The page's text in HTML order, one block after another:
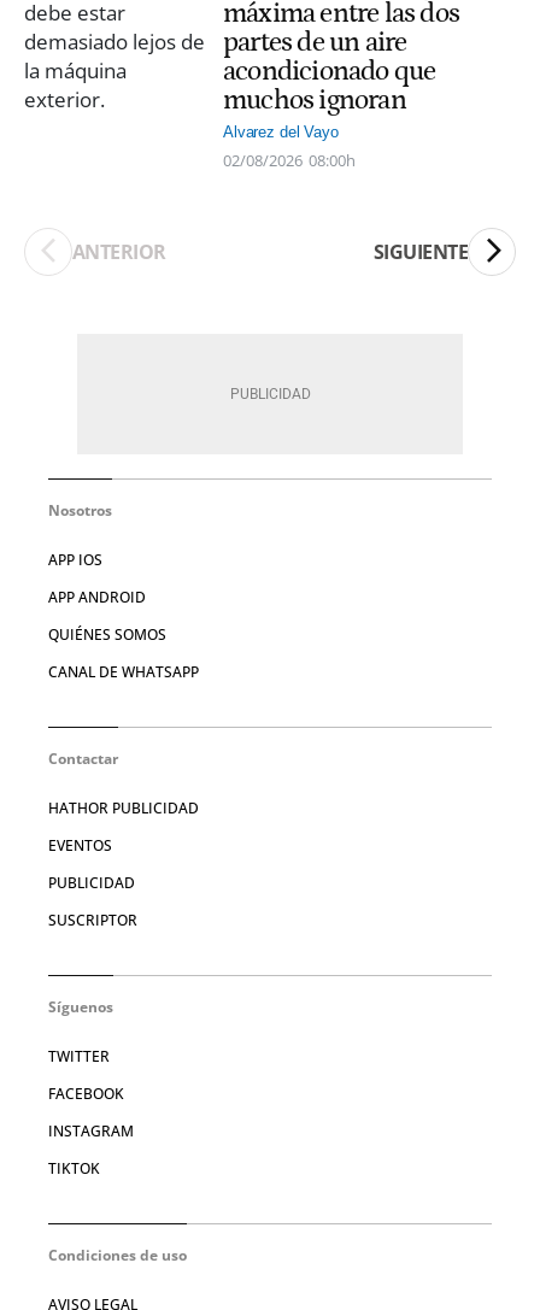
máxima entre las dos
partes de un aire
acondicionado que
muchos ignoran
Alvarez del Vayo
02/08/2026 08:00h
ANTERIOR SIGUIENTE
Nosotros
APP IOS
APP ANDROID
QUIÉNES SOMOS
CANAL DE WHATSAPP
Contactar
HATHOR PUBLICIDAD
EVENTOS
PUBLICIDAD
SUSCRIPTOR
Síguenos
TWITTER
FACEBOOK
INSTAGRAM
TIKTOK
Condiciones de uso
AVISO LEGAL